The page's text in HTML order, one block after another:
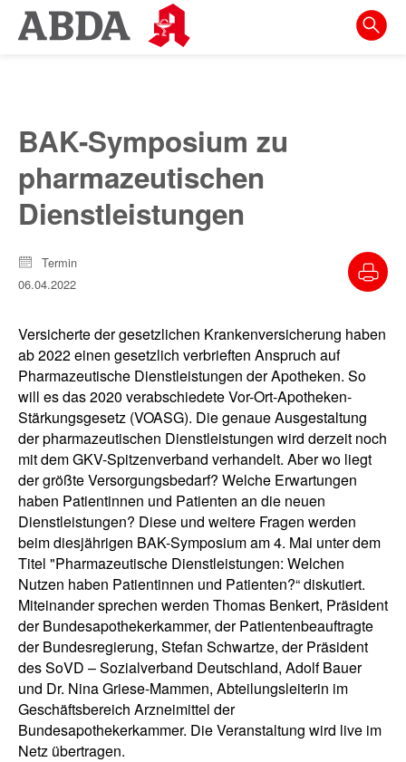
Springe
direkt
zur
Meta-
Navigation
Inhalt
zur
BAK-Symposium zu
pharmazeutischen
Dienstleistungen
Termin
06.04.2022
Versicherte der gesetzlichen Krankenversicherung haben
ab 2022 einen gesetzlich verbrieften Anspruch auf
Pharmazeutische Dienstleistungen der Apotheken. So
will es das 2020 verabschiedete Vor-Ort-Apotheken-
Stärkungsgesetz (VOASG). Die genaue Ausgestaltung
der pharmazeutischen Dienstleistungen wird derzeit noch
mit dem GKV-Spitzenverband verhandelt. Aber wo liegt
der größte Versorgungsbedarf? Welche Erwartungen
haben Patientinnen und Patienten an die neuen
Dienstleistungen? Diese und weitere Fragen werden
beim diesjährigen BAK-Symposium am 4. Mai unter dem
Titel "Pharmazeutische Dienstleistungen: Welchen
Nutzen haben Patientinnen und Patienten?“ diskutiert.
Miteinander sprechen werden Thomas Benkert, Präsident
der Bundesapothekerkammer, der Patientenbeauftragte
der Bundesregierung, Stefan Schwartze, der Präsident
des SoVD – Sozialverband Deutschland, Adolf Bauer
und Dr. Nina Griese-Mammen, Abteilungsleiterin im
Geschäftsbereich Arzneimittel der
Bundesapothekerkammer. Die Veranstaltung wird live im
Netz übertragen.